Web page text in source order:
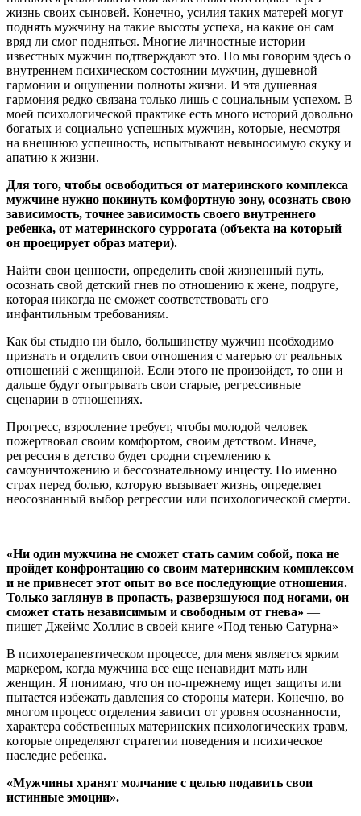
жизнь своих сыновей. Конечно, усилия таких матерей могут
поднять мужчину на такие высоты успеха, на какие он сам
вряд ли смог подняться. Многие личностные истории
известных мужчин подтверждают это. Но мы говорим здесь о
внутреннем психическом состоянии мужчин, душевной
гармонии и ощущении полноты жизни. И эта душевная
гармония редко связана только лишь с социальным успехом. В
моей психологической практике есть много историй довольно
богатых и социально успешных мужчин, которые, несмотря
на внешнюю успешность, испытывают невыносимую скуку и
апатию к жизни.
Для того, чтобы освободиться от материнского комплекса
мужчине нужно покинуть комфортную зону, осознать свою
зависимость, точнее зависимость своего внутреннего
ребенка, от материнского суррогата (объекта на который
он проецирует образ матери).
Найти свои ценности, определить свой жизненный путь,
осознать свой детский гнев по отношению к жене, подруге,
которая никогда не сможет соответствовать его
инфантильным требованиям.
Как бы стыдно ни было, большинству мужчин необходимо
признать и отделить свои отношения с матерью от реальных
отношений с женщиной. Если этого не произойдет, то они и
дальше будут отыгрывать свои старые, регрессивные
сценарии в отношениях.
Прогресс, взросление требует, чтобы молодой человек
пожертвовал своим комфортом, своим детством. Иначе,
регрессия в детство будет сродни стремлению к
самоуничтожению и бессознательному инцесту. Но именно
страх перед болью, которую вызывает жизнь, определяет
неосознанный выбор регрессии или психологической смерти.
«Ни один мужчина не сможет стать самим собой, пока не
пройдет конфронтацию со своим материнским комплексом
и не привнесет этот опыт во все последующие отношения.
Только заглянув в пропасть, разверзшуюся под ногами, он
сможет стать независимым и свободным от гнева» —
пишет Джеймс Холлис в своей книге «Под тенью Сатурна»
В психотерапевтическом процессе, для меня является ярким
маркером, когда мужчина все еще ненавидит мать или
женщин. Я понимаю, что он по-прежнему ищет защиты или
пытается избежать давления со стороны матери. Конечно, во
многом процесс отделения зависит от уровня осознанности,
характера собственных материнских психологических травм,
которые определяют стратегии поведения и психическое
наследие ребенка.
«Мужчины хранят молчание с целью подавить свои
истинные эмоции».